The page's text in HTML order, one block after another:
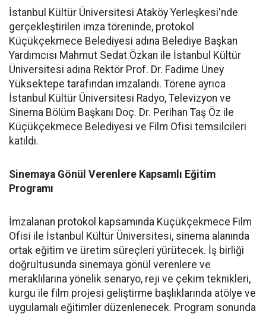
İstanbul Kültür Üniversitesi Ataköy Yerleşkesi'nde
gerçekleştirilen imza töreninde, protokol
Küçükçekmece Belediyesi adına Belediye Başkan
Yardımcısı Mahmut Sedat Özkan ile İstanbul Kültür
Üniversitesi adına Rektör Prof. Dr. Fadime Üney
Yüksektepe tarafından imzalandı. Törene ayrıca
İstanbul Kültür Üniversitesi Radyo, Televizyon ve
Sinema Bölüm Başkanı Doç. Dr. Perihan Taş Öz ile
Küçükçekmece Belediyesi ve Film Ofisi temsilcileri
katıldı.
Sinemaya Gönül Verenlere Kapsamlı Eğitim
Programı
İmzalanan protokol kapsamında Küçükçekmece Film
Ofisi ile İstanbul Kültür Üniversitesi, sinema alanında
ortak eğitim ve üretim süreçleri yürütecek. İş birliği
doğrultusunda sinemaya gönül verenlere ve
meraklılarına yönelik senaryo, reji ve çekim teknikleri,
kurgu ile film projesi geliştirme başlıklarında atölye ve
uygulamalı eğitimler düzenlenecek. Program sonunda